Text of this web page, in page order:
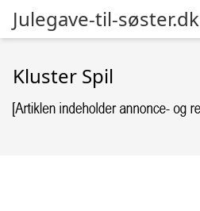
Julegave-til-søster.dk
Kluster Spil